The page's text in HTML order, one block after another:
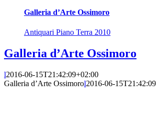
Galleria d’Arte Ossimoro
Antiquari Piano Terra 2010
Galleria d’Arte Ossimoro
l2016-06-15T21:42:09+02:00
Galleria d’Arte Ossimorol2016-06-